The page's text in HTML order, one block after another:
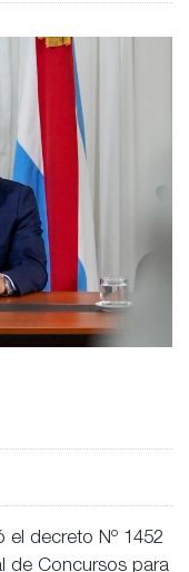
el decreto Nº 1452
de Concursos para